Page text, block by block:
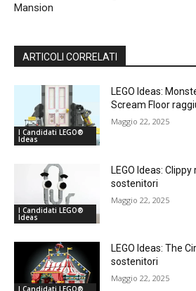
Mansion
ARTICOLI CORRELATI
I Candidati LEGO®
Ideas
LEGO Ideas:
Scream Floor
Maggio 22, 2025
I Candidati LEGO®
Ideas
LEGO Ideas:
sostenitori
Maggio 22, 2025
I Candidati LEGO®
LEGO Ideas: The
sostenitori
Maggio 22, 2025